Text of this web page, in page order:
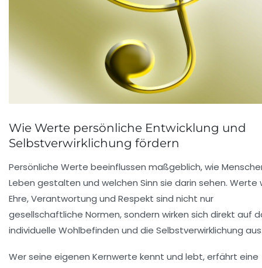
Wie Werte persönliche Entwicklung und
Selbstverwirklichung fördern
Persönliche Werte beeinflussen maßgeblich, wie
Leben gestalten und welchen Sinn sie darin sehen. Werte
Ehre,Verantwortung und Respekt sind nicht nur
gesellschaftliche Normen, sondern wirken sich direkt auf
individuelle Wohlbefinden und die Selbstverwirklichung
Wer seine eigenen Kernwerte kennt und lebt, erfährt eine